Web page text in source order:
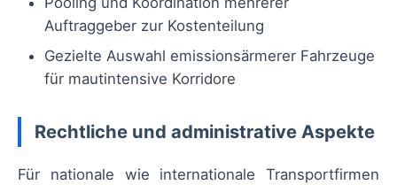
Auftraggeber zur Kostenteilung
Gezielte Auswahl emissionsärmerer Fahrzeuge
für mautintensive Korridore
Rechtliche und administrative Aspekte
Für nationale wie internationale Transportfirmen